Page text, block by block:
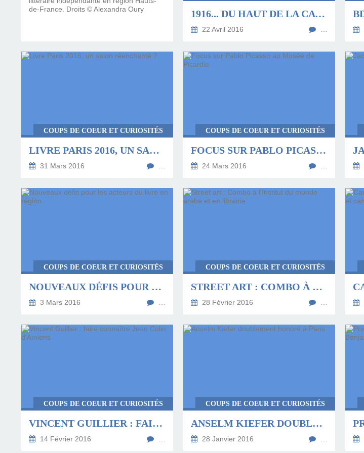
de-France. Droits © Alexandra Oury
1916... DU HAUT DE LA CATHÉDRALE À AMIENS
22 Avril 2016
COUPS DE COEUR ET CURIOSITÉS
LIVRE PARIS 2016, UN SALON RÉENCHANTÉ ?
31 Mars 2016
COUPS DE COEUR ET CURIOSITÉS
FOCUS SUR PABLO PICASSO AU MUSÉE DE PICARDIE
24 Mars 2016
COUPS DE COEUR ET CURIOSITÉS
NOUVEAUX DÉFIS POUR LES ACTEURS DU LIVRE EN RÉGION
3 Mars 2016
COUPS DE COEUR ET CURIOSITÉS
STREET ART : COMBO À L'INSTITUT DU MONDE ARABE ET EN LIBRAIRIE
28 Février 2016
COUPS DE COEUR ET CURIOSITÉS
VINCENT GUILLIER : FAIRE CONNAÎTRE JEAN COLIN D'AMIENS
14 Février 2016
COUPS DE COEUR ET CURIOSITÉS
ANSELM KIEFER DOUBLEMENT HONORÉ À PARIS
28 Janvier 2016